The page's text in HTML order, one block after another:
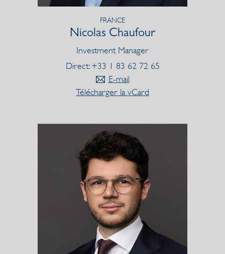
FRANCE
Nicolas Chaufour
Investment Manager
Direct: +33 1 83 62 72 65
E-mail
Télécharger la vCard